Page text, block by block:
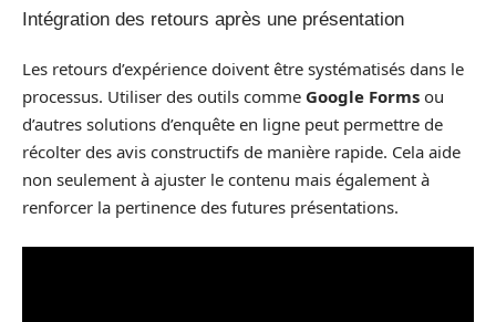
Intégration des retours après une présentation
Les retours d’expérience doivent être systématisés dans le
processus. Utiliser des outils comme Google Forms ou
d’autres solutions d’enquête en ligne peut permettre de
récolter des avis constructifs de manière rapide. Cela aide
non seulement à ajuster le contenu mais également à
renforcer la pertinence des futures présentations.